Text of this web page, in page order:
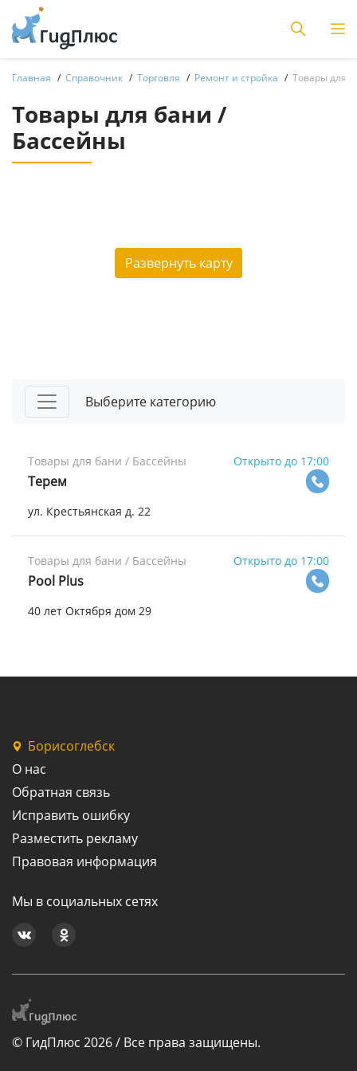
Главная Справочник Торговля Ремонт и стройка Товары для
Товары для бани /
Бассейны
Развернуть карту
Выберите категорию
Товары для бани / Бассейны Открыто до 17:00
Терем
ул. Крестьянская д. 22
Товары для бани / Бассейны Открыто до 17:00
Pool Plus
40 лет Октября дом 29
Борисоглебск
О нас
Обратная связь
Исправить ошибку
Разместить рекламу
Правовая информация
Мы в социальных сетях
© ГидПлюс 2026 / Все права защищены.